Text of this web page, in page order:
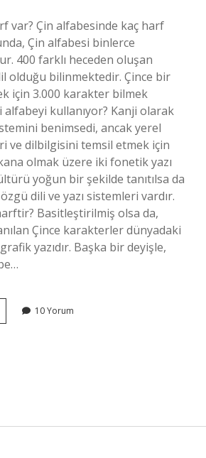
var? Çin alfabesinde kaç harf
Çin alfabesi binlerce
400 farklı heceden oluşan
olduğu bilinmektedir. Çince bir
için 3.000 karakter bilmek
kullanıyor? Kanji olarak
benimsedi, ancak yerel
ve dilbilgisini temsil etmek için
olmak üzere iki fonetik yazı
yoğun bir şekilde tanıtılsa da
dili ve yazı sistemleri vardır.
Basitleştirilmiş olsa da,
Çince karakterler dünyadaki
yazıdır. Başka bir deyişle,
10 Yorum